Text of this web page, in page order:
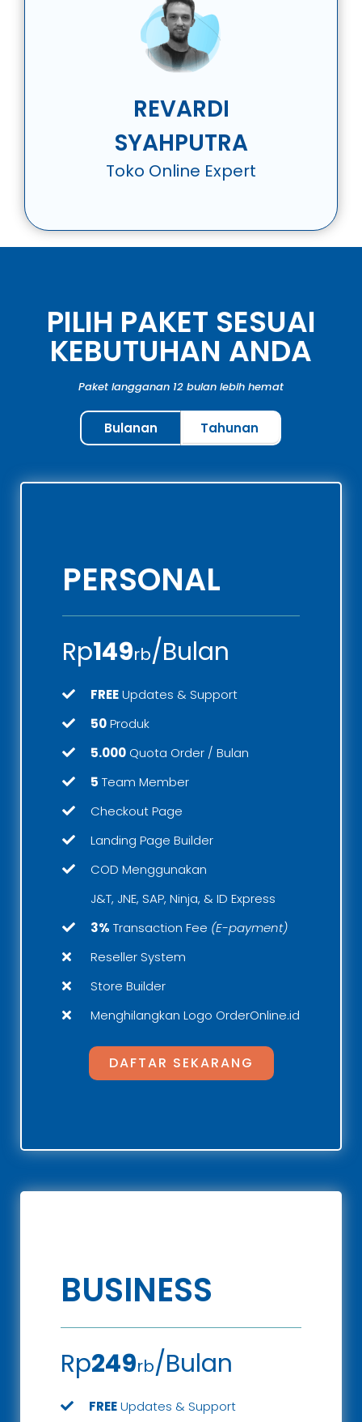
REVARDI
SYAHPUTRA
Toko Online Expert
PILIH PAKET SESUAI
KEBUTUHAN ANDA
Paket langganan 12 bulan lebih hemat
Bulanan Tahunan
PERSONAL
Rp149rb/Bulan
FREEUpdates & Support
50Produk
5.000 Quota Order / Bulan
5 Team Member
Checkout Page
Landing Page Builder
COD Menggunakan
J&T, JNE, SAP, Ninja, & ID Express
3% Transaction Fee (E-payment)
Reseller System
Store Builder
Menghilangkan Logo OrderOnline.id
DAFTAR SEKARANG
BUSINESS
Rp249rb/Bulan
FREEUpdates & Support